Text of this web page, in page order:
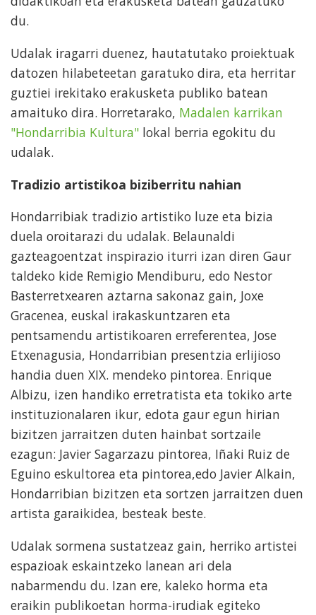
du.
Udalak iragarri duenez, hautatutako proiektuak
datozen hilabeteetan garatuko dira, eta herritar
guztiei irekitako erakusketa publiko batean
amaituko dira. Horretarako, Madalen karrikan
"Hondarribia Kultura" lokal berria egokitu du
udalak.
Tradizio artistikoa biziberritu nahian
Hondarribiak tradizio artistiko luze eta bizia
duela oroitarazi du udalak. Belaunaldi
gazteagoentzat inspirazio iturri izan diren Gaur
taldeko kide Remigio Mendiburu, edo Nestor
Basterretxearen aztarna sakonaz gain, Joxe
Gracenea, euskal irakaskuntzaren eta
pentsamendu artistikoaren erreferentea, Jose
Etxenagusia, Hondarribian presentzia erlijioso
handia duen XIX. mendeko pintorea. Enrique
Albizu, izen handiko erretratista eta tokiko arte
instituzionalaren ikur, edota gaur egun hirian
bizitzen jarraitzen duten hainbat sortzaile
ezagun: Javier Sagarzazu pintorea, Iñaki Ruiz de
Eguino eskultorea eta pintorea,edo Javier Alkain,
Hondarribian bizitzen eta sortzen jarraitzen duen
artista garaikidea, besteak beste.
Udalak sormena sustatzeaz gain, herriko artistei
espazioak eskaintzeko lanean ari dela
nabarmendu du. Izan ere, kaleko horma eta
eraikin publikoetan horma-irudiak egiteko